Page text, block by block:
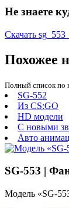
Не знаете
Скачать
Похожее
Полный список по
SG-552
Из CS:GO
HD модели
С новыми
Авто
SG-553 |
Модель «SG-